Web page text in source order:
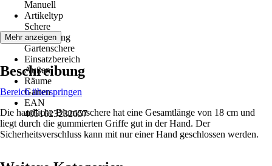
Manuell
Artikeltyp
Schere
Ausführung
Gartenschere
Einsatzbereich
Außen
Räume
Garten
EAN
4051623232657
Mehr anzeigen
Beschreibung
Bereich überspringen
Die handliche Blumenschere hat eine Gesamtlänge von 18 cm und
liegt durch die gummierten Griffe gut in der Hand. Der
Sicherheitsverschluss kann mit nur einer Hand geschlossen werden.